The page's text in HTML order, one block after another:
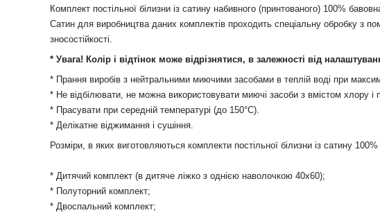
Комплект постільної білизни із сатину набивного (принтованого) 100%
Сатин для виробництва даних комплектів проходить спеціальну обробку з
зносостійкості.
* Увага! Колір і відтінок може відрізнятися, в залежності від
* Прання виробів з нейтральними миючими засобами в теплій воді при
* Не відбілювати, не можна використовувати миючі засоби з вмістом хлору і
* Прасувати при середній температурі (до 150°С).
* Делікатне віджимання і сушіння.
Розміри, в яких виготовляються комплекти постільної білизни із сатину
* Дитячий комплект (в дитяче ліжко з однією наволочкою 40х60);
* Полуторний комплект;
* Двоспальний комплект;